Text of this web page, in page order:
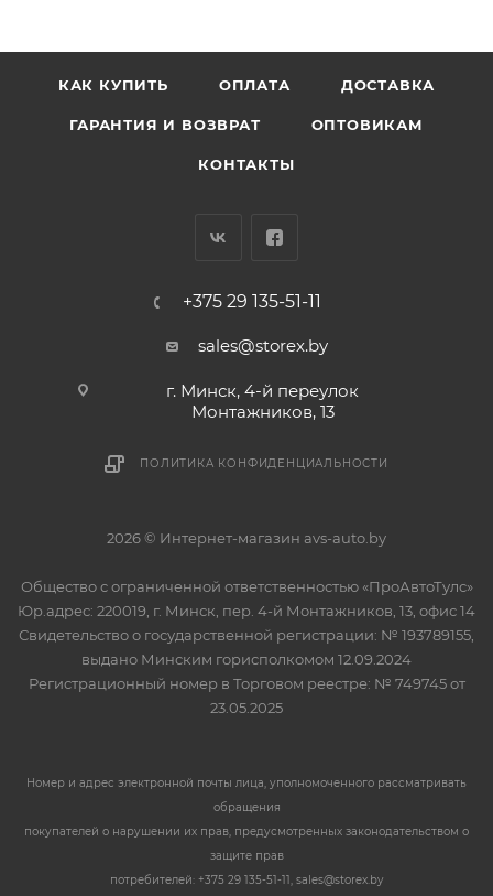
КАК КУПИТЬ ОПЛАТА ДОСТАВКА
ГАРАНТИЯ И ВОЗВРАТ ОПТОВИКАМ
КОНТАКТЫ
+375 29 135-51-11
sales@storex.by
г. Минск, 4-й переулок
Монтажников, 13
ПОЛИТИКА КОНФИДЕНЦИАЛЬНОСТИ
2026 © Интернет-магазин avs-auto.by
Общество с ограниченной ответственностью «ПроАвтоТулс»
Юр.адрес: 220019, г. Минск, пер. 4-й Монтажников, 13, офис 14
Свидетельство о государственной регистрации: № 193789155,
выдано Минским горисполкомом 12.09.2024
Регистрационный номер в Торговом реестре: № 749745 от
23.05.2025
Номер и адрес электронной почты лица, уполномоченного рассматривать
обращения
покупателей о нарушении их прав, предусмотренных законодательством о
защите прав
потребителей: +375 29 135-51-11, sales@storex.by